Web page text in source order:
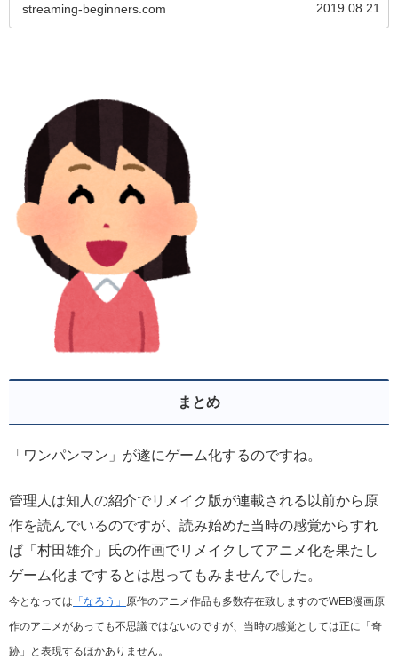
streaming-beginners.com 2019.08.21
まとめ
「ワンパンマン」が遂にゲーム化するのですね。
管理人は知人の紹介でリメイク版が連載される以前から原
作を読んでいるのですが、読み始めた当時の感覚からすれ
ば「村田雄介」氏の作画でリメイクしてアニメ化を果たし
ゲーム化までするとは思ってもみませんでした。
今となっては 「なろう」 原作のアニメ作品も多数存在致しますのでWEB漫画原
作のアニメがあっても不思議ではないのですが、当時の感覚としては正に「奇
跡」と表現するほかありません。